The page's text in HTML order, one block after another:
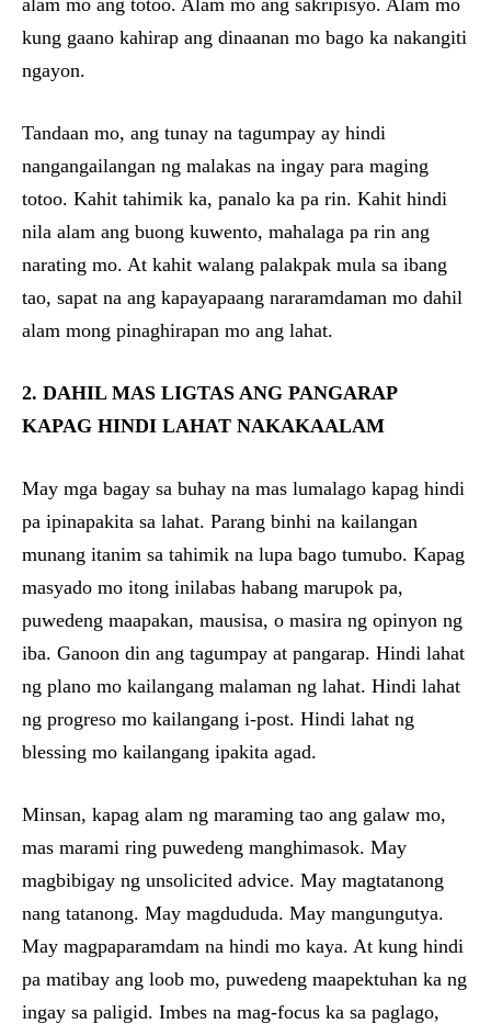
alam mo ang totoo. Alam mo ang sakripisyo. Alam mo
kung gaano kahirap ang dinaanan mo bago ka nakangiti
ngayon.
Tandaan mo, ang tunay na tagumpay ay hindi
nangangailangan ng malakas na ingay para maging
totoo. Kahit tahimik ka, panalo ka pa rin. Kahit hindi
nila alam ang buong kuwento, mahalaga pa rin ang
narating mo. At kahit walang palakpak mula sa ibang
tao, sapat na ang kapayapaang nararamdaman mo dahil
alam mong pinaghirapan mo ang lahat.
2. DAHIL MAS LIGTAS ANG PANGARAP
KAPAG HINDI LAHAT NAKAKAALAM
May mga bagay sa buhay na mas lumalago kapag hindi
pa ipinapakita sa lahat. Parang binhi na kailangan
munang itanim sa tahimik na lupa bago tumubo. Kapag
masyado mo itong inilabas habang marupok pa,
puwedeng maapakan, mausisa, o masira ng opinyon ng
iba. Ganoon din ang tagumpay at pangarap. Hindi lahat
ng plano mo kailangang malaman ng lahat. Hindi lahat
ng progreso mo kailangang i-post. Hindi lahat ng
blessing mo kailangang ipakita agad.
Minsan, kapag alam ng maraming tao ang galaw mo,
mas marami ring puwedeng manghimasok. May
magbibigay ng unsolicited advice. May magtatanong
nang tatanong. May magdududa. May mangungutya.
May magpaparamdam na hindi mo kaya. At kung hindi
pa matibay ang loob mo, puwedeng maapektuhan ka ng
ingay sa paligid. Imbes na mag-focus ka sa paglago,